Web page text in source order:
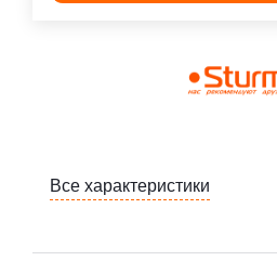
Все характеристики